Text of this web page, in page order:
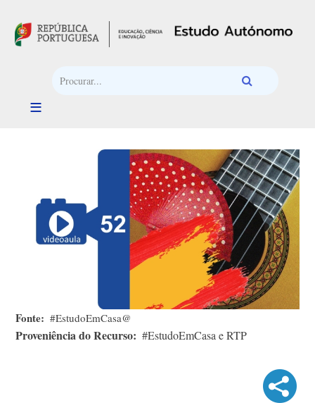
Fonte #EstudoEmCasa@
Proveniência do Recurso #EstudoEmCasa e RTP